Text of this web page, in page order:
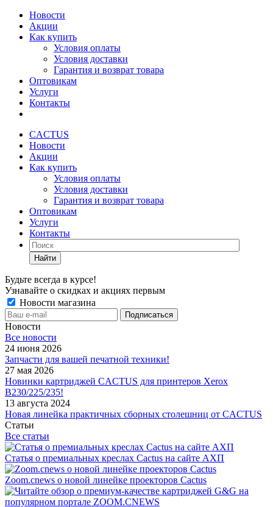
Новости
Акции
Как купить
Условия оплаты
Условия доставки
Гарантия и возврат товара
Оптовикам
Услуги
Контакты
CACTUS
Новости
Акции
Как купить
Условия оплаты
Условия доставки
Гарантия и возврат товара
Оптовикам
Услуги
Контакты
Найти
Будьте всегда в курсе!
Узнавайте о скидках и акциях первым
Новости магазина
Новости
Все новости
24 июня 2026
Запчасти для вашей печатной техники!
27 мая 2026
Новинки картриджей CACTUS для принтеров Xerox
B230/225/235!
13 августа 2024
Новая линейка практичных сборных столешниц от CACTUS
Статьи
Все статьи
Статья о премиальных креслах Cactus на сайте АХП
Zoom.cnews о новой линейке проекторов Cactus